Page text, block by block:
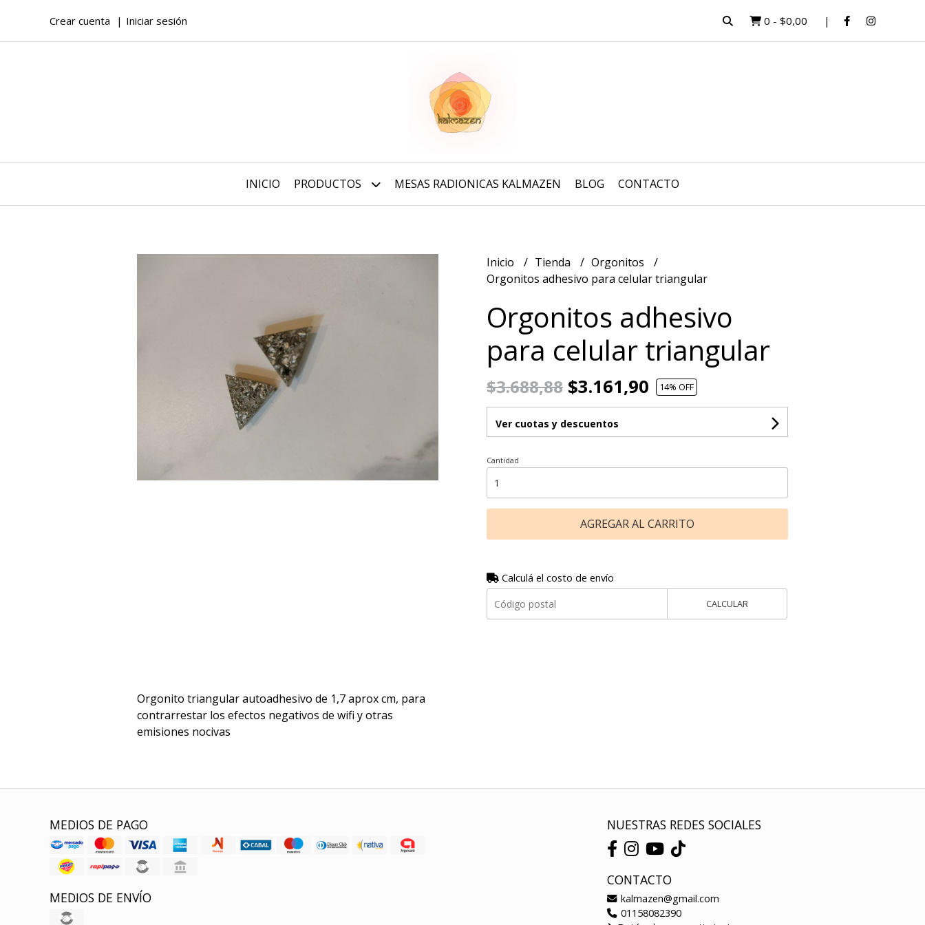
Crear cuenta Iniciar sesión 0 - $0,00
INICIO PRODUCTOS MESAS RADIONICAS KALMAZEN BLOG CONTACTO
Orgonito triangular autoadhesivo de 1,7 aprox cm, para
contrarrestar los efectos negativos de wifi y otras
emisiones nocivas
Inicio Tienda
Orgonitos
Orgonitos adhesivo para celular triangular
Orgonitos adhesivo
para celular triangular
$3.688,88 $3.161,90 14% OFF
Ver cuotas y descuentos
Cantidad
AGREGAR AL CARRITO
Calculá el costo de envío
CALCULAR
MEDIOS DE PAGO
MEDIOS DE ENVÍO
NUESTRAS REDES SOCIALES
CONTACTO
kalmazen@gmail.com
01158082390